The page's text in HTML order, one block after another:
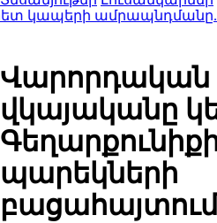
կապերի ամրապնդմանը.
Վարորդական
վկայականը
պարեկների